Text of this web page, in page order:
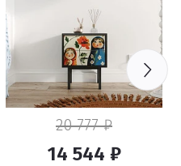
20 777 ₽
14 544 ₽